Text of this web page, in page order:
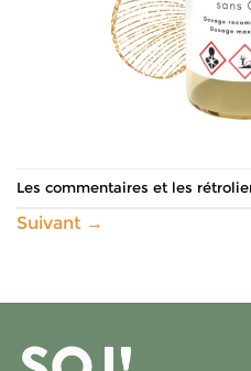
Les commentaires et les
Suivant →